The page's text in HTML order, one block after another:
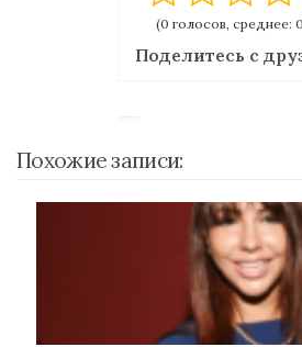
(0 голосов, среднее:
Поделитесь с
Похожие записи: